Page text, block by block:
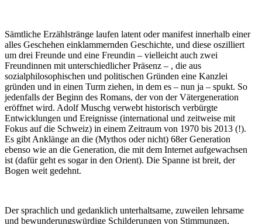
Sämtliche Erzählstränge laufen latent oder manifest innerhalb einer
alles Geschehen einklammernden Geschichte, und diese oszilliert
um drei Freunde und eine Freundin – vielleicht auch zwei
Freundinnen mit unterschiedlicher Präsenz – , die aus
sozialphilosophischen und politischen Gründen eine Kanzlei
gründen und in einen Turm ziehen, in dem es – nun ja – spukt. So
jedenfalls der Beginn des Romans, der von der Vätergeneration
eröffnet wird. Adolf Muschg verwebt historisch verbürgte
Entwicklungen und Ereignisse (international und zeitweise mit
Fokus auf die Schweiz) in einem Zeitraum von 1970 bis 2013 (!).
Es gibt Anklänge an die (Mythos oder nicht) 68er Generation
ebenso wie an die Generation, die mit dem Internet aufgewachsen
ist (dafür geht es sogar in den Orient). Die Spanne ist breit, der
Bogen weit gedehnt.
Der sprachlich und gedanklich unterhaltsame, zuweilen lehrsame
und bewunderungswürdige Schilderungen von Stimmungen,